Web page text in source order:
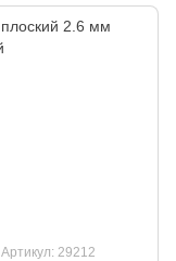
Артикул: 29212